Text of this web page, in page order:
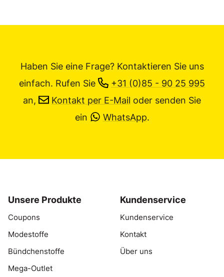
Haben Sie eine Frage? Kontaktieren Sie uns
einfach. Rufen Sie
+31 (0)85 - 90 25 995
an,
Kontakt per E-Mail oder senden Sie
ein
WhatsApp.
Unsere Produkte
Coupons
Modestoffe
Bündchenstoffe
Mega-Outlet
Kundenservice
Kundenservice
Kontakt
Über uns